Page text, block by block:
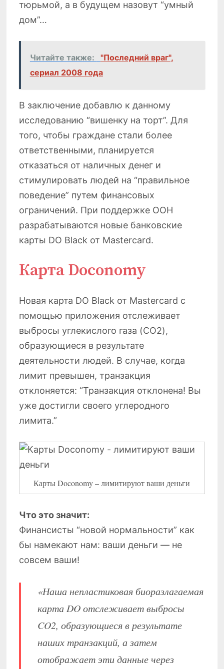
тюрьмой, а в будущем назовут “умный
дом”…
Читайте также:
"Последний враг",
сериал 2008 года
В заключение добавлю к данному
исследованию “вишенку на торт”. Для
того, чтобы граждане стали более
ответственными, планируется
отказаться от наличных денег и
стимулировать людей на “правильное
поведение” путем финансовых
ограничений. При поддержке ООН
разрабатываются новые банковские
карты DO Black от Mastercard.
Карта Doconomy ​
Новая карта DO Black от Mastercard с
помощью приложения отслеживает
выбросы углекислого газа (CO2),
образующиеся в результате
деятельности людей. В случае, когда
лимит превышен, транзакция
отклоняется: “Транзакция отклонена! Вы
уже достигли своего углеродного
лимита.”
Карты Doconomy – лимитируют ваши деньги
Что это значит:
Финансисты “новой нормальности” как
бы намекают нам: ваши деньги — не
совсем ваши!
«Наша непластиковая биоразлагаемая
карта DO отслеживает выбросы
CO2, образующиеся в результате
наших транзакций, а затем
отображает эти данные через